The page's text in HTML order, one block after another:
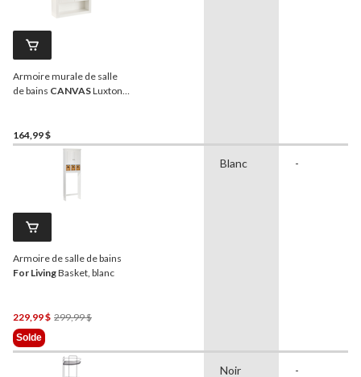
Armoire murale de salle
de bains CANVASLuxton,
164,99 $
Armoire de salle de bains
For LivingBasket, blanc
229,99 $ 299,99 $Prix
299,99 $
Solde
Blanc -
Noir -